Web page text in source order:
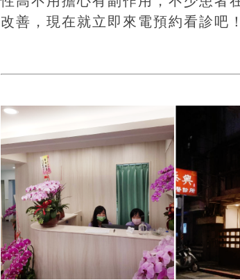
改善，現在就立即來電預約看診吧！